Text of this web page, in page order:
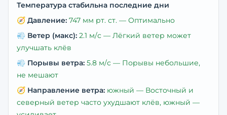
Температура стабильна последние дни
🧭 Давление: 747 мм рт. ст. — Оптимально
💨 Ветер (макс): 2.1 м/с — Лёгкий ветер может
улучшать клёв
💨 Порывы ветра: 5.8 м/с — Порывы небольшие,
не мешают
🧭 Направление ветра: южный — Восточный и
северный ветер часто ухудшают клёв, южный —